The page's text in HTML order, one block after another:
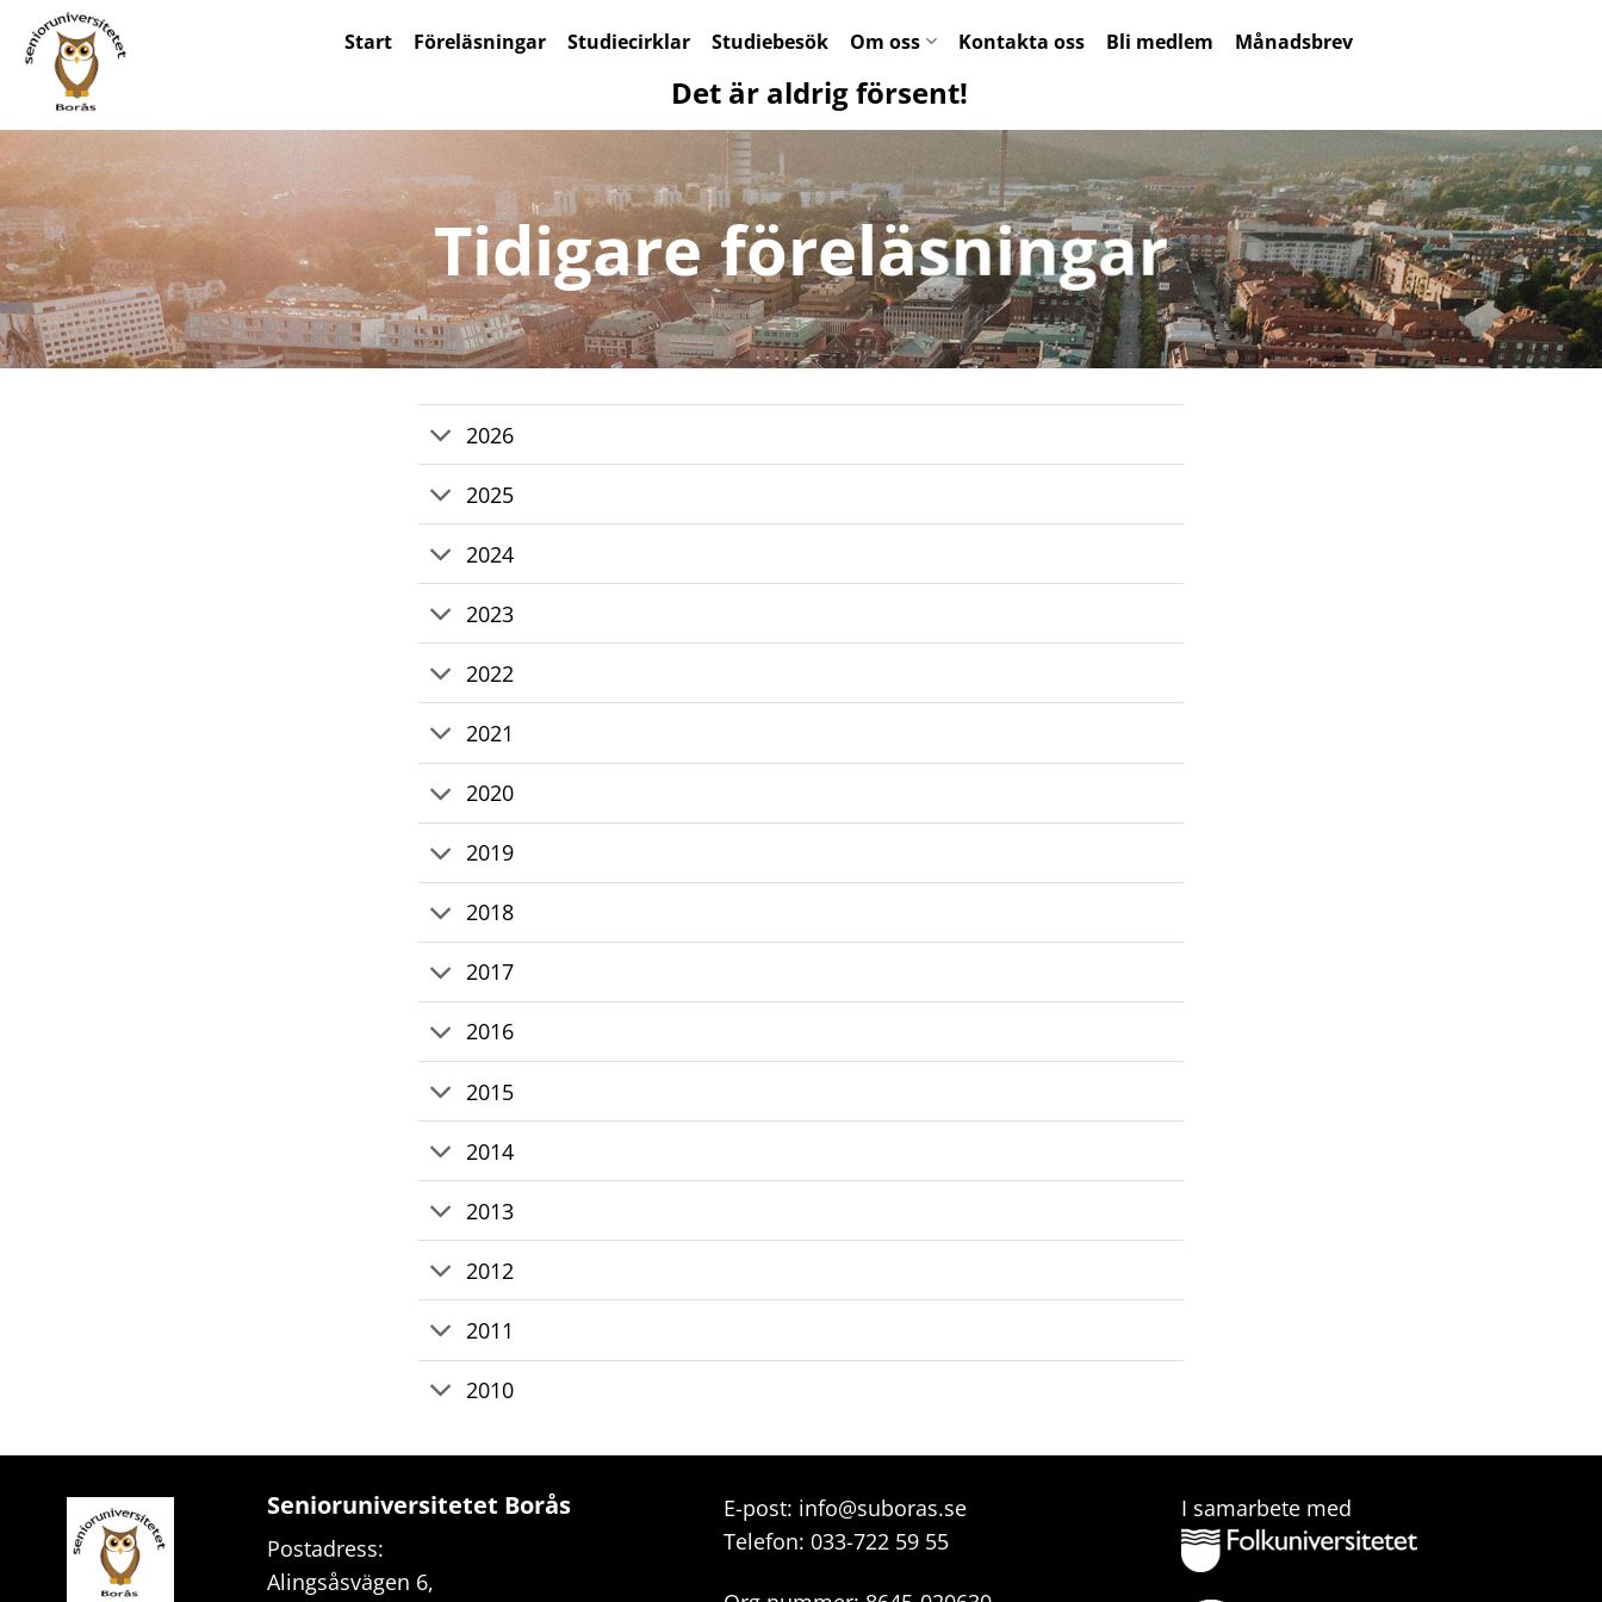
content
Start Föreläsningar Studiecirklar Studiebesök Om oss Kontakta oss Bli medlem Månadsbrev
Det är aldrig försent!
Tidigare föreläsningar
2026
2025
2024
2023
2022
2021
2020
2019
2018
2017
2016
2015
2014
2013
2012
2011
2010
Senioruniversitetet Borås
Postadress:
Alingsåsvägen 6,
E-post: info@suboras.se
Telefon: 033-722 59 55
I samarbete med